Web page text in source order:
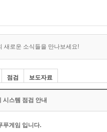
새로운 소식들을 만나보세요!
점검 보도자료
시스템 점검 안내
푸게임 입니다.